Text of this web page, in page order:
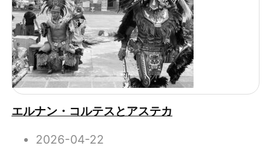
エルナン・コルテスとアステカ
2026-04-22